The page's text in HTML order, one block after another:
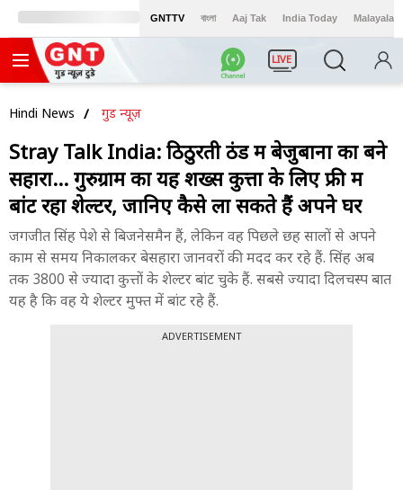
GNTTV বাংলা Aaj Tak India Today Malayalam
LIVE
Hindi News गुड न्यूज़
Stray Talk India: ठिठुरती ठंड में बेजुबानों का बने
सहारा... गुरुग्राम का यह शख्स कुत्तों के लिए फ्री में
बांट रहा शेल्टर, जानिए कैसे ला सकते हैं अपने घर
जगजीत सिंह पेशे से बिजनेसमैन हैं, लेकिन वह पिछले छह सालों से अपने
काम से समय निकालकर बेसहारा जानवरों की मदद कर रहे हैं. सिंह अब
तक 3800 से ज्यादा कुत्तों के शेल्टर बांट चुके हैं. सबसे ज्यादा दिलचस्प बात
यह है कि वह ये शेल्टर मुफ्त में बांट रहे हैं.
ADVERTISEMENT